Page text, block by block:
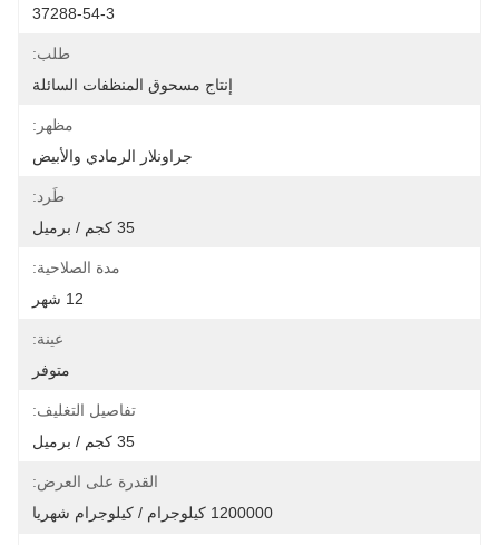
37288-54-3
طلب:
إنتاج مسحوق المنظفات السائلة
مظهر:
جراونلار الرمادي والأبيض
طَرد:
35 كجم / برميل
مدة الصلاحية:
12 شهر
عينة:
متوفر
تفاصيل التغليف:
35 كجم / برميل
القدرة على العرض:
1200000 كيلوجرام / كيلوجرام شهريا